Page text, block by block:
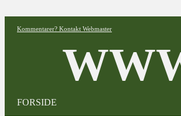
Kommentarer? Kontakt Webmaster
FORSIDE